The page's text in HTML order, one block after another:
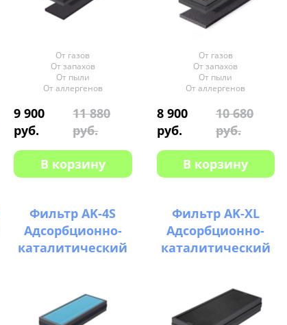
От газов
От запахов
От пыли
От аллергенов
9 900
руб.
11 880
руб.
В корзину
От газов
От запахов
От пыли
От аллергенов
8 900
руб.
10 680
руб.
В корзину
Фильтр AK-4S
Адсорбционно-
каталитический
Фильтр AK-XL
Адсорбционно-
каталитический